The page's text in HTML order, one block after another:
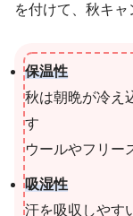
を付けて、秋キャ
保温性
秋は朝晩が冷え
す
ウールやフリー
吸湿性
汗を吸収しやす